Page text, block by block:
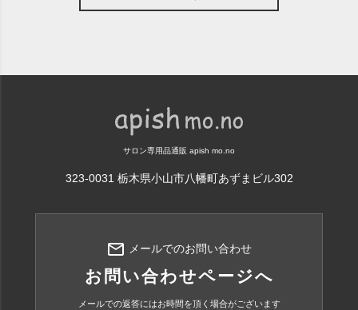
サロン専用品通販 apish mo.no
323-0031 栃木県小山市八幡町あずまビル302
mail_outline メールでのお問い合わせ
お問い合わせページへ
メールでの返答にはお時間を頂く場合がございます